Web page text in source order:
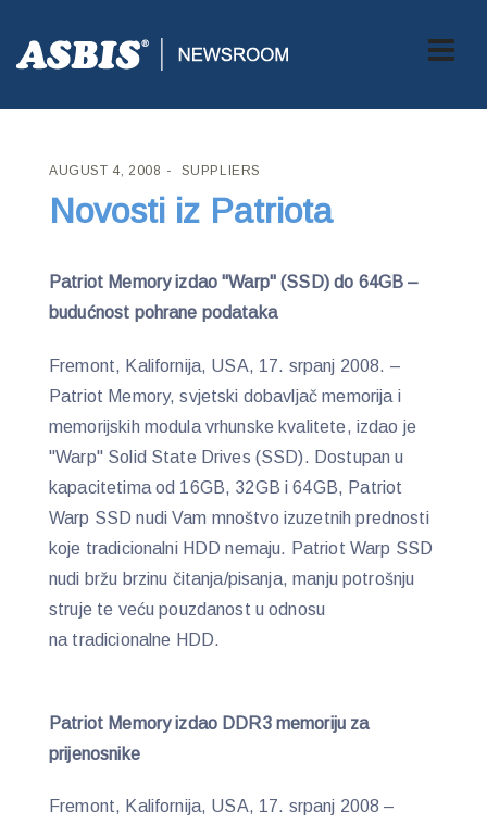
ASBIS CROATIA >SUPPLIERS > NOVOSTI IZ PATRIOTA
AUGUST 4, 2008 SUPPLIERS
Novosti iz Patriota
Patriot Memory izdao "Warp" (SSD) do 64GB –
budućnost pohrane podataka
Fremont, Kalifornija, USA, 17. srpanj 2008. –
Patriot Memory, svjetski dobavljač memorija i
memorijskih modula vrhunske kvalitete, izdao je
"Warp" Solid State Drives (SSD). Dostupan u
kapacitetima od 16GB, 32GB i 64GB, Patriot
Warp SSD nudi Vam mnoštvo izuzetnih prednosti
koje tradicionalni HDD nemaju. Patriot Warp SSD
nudi bržu brzinu čitanja/pisanja, manju potrošnju
struje te veću pouzdanost u odnosu
na tradicionalne HDD.
Patriot Memory izdao DDR3 memoriju za
prijenosnike
Fremont, Kalifornija, USA, 17. srpanj 2008 –